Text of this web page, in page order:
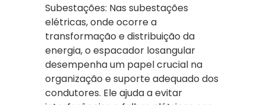
Subestações: Nas subestações
elétricas, onde ocorre a
transformação e distribuição da
energia, o espacador losangular
desempenha um papel crucial na
organização e suporte adequado dos
condutores. Ele ajuda a evitar